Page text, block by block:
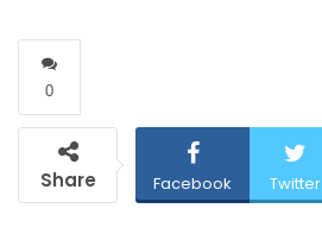
0
Share Facebook Twitter